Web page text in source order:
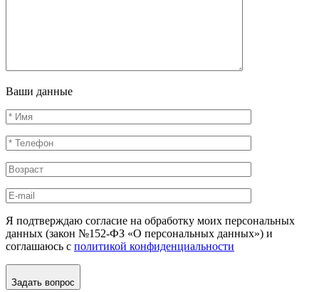
Ваши данные
Я подтверждаю согласие на обработку моих персональных
данных (закон №152-ФЗ «О персональных данных») и
соглашаюсь с политикой конфиденциальности
Задать вопрос